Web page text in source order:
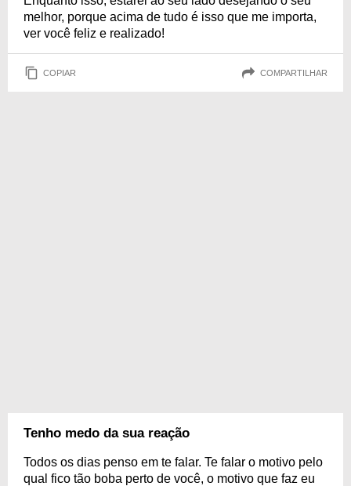
melhor, porque acima de tudo é isso que me importa,
ver você feliz e realizado!
COPIAR COMPARTILHAR
Tenho medo da sua reação
Todos os dias penso em te falar. Te falar o motivo pelo
qual fico tão boba perto de você, o motivo que faz eu